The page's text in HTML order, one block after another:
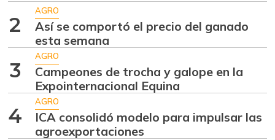
07/25/2026
$ 4.677,00
+14,83%
Arroz de primera
07/25/2026
$ 4.560,00
Arroz de segunda
07/06/2013
$ 2.187,00
Arveja verde $ 6.600,00
2
AGRO
Así se comportó el precio del ganado
esta semana
3
AGRO
Campeones de trocha y galope en la
Expointernacional Equina
4
AGRO
ICA consolidó modelo para impulsar las
agroexportaciones